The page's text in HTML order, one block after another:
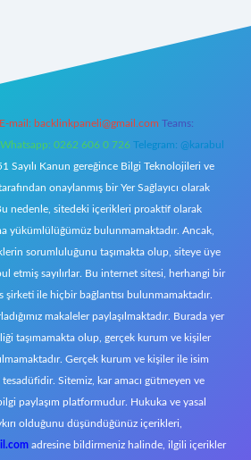
E-mail: backlinkpaneli@gmail.com Teams:
Whatsapp: 0262 606 0 726 Telegram: @karabul
Sayılı Kanun gereğince Bilgi Teknolojileri ve
onaylanmış bir Yer Sağlayıcı olarak
nedenle, sitedeki içerikleri proaktif olarak
yükümlülüğümüz bulunmamaktadır. Ancak,
sorumluluğunu taşımakta olup, siteye üye
etmiş sayılırlar. Bu internet sitesi, herhangi bir
şirketi ile hiçbir bağlantısı bulunmamaktadır.
makaleler paylaşılmaktadır. Burada yer
taşımamakta olup, gerçek kurum ve kişiler
Gerçek kurum ve kişiler ile isim
Sitemiz, kar amacı gütmeyen ve
paylaşım platformudur. Hukuka ve yasal
olduğunu düşündüğünüz içerikleri,
adresine bildirmeniz halinde, ilgili içerikler